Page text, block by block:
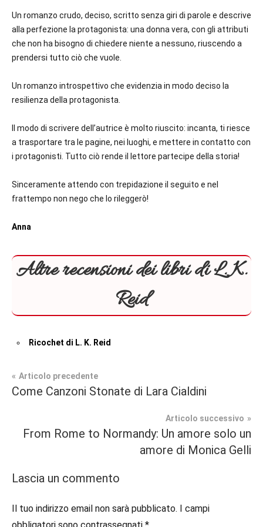
Un romanzo crudo, deciso, scritto senza giri di parole e descrive
alla perfezione la protagonista: una donna vera, con gli attributi
che non ha bisogno di chiedere niente a nessuno, riuscendo a
prendersi tutto ciò che vuole.
Un romanzo introspettivo che evidenzia in modo deciso la
resilienza della protagonista.
Il modo di scrivere dell’autrice è molto riuscito: incanta, ti riesce
a trasportare tra le pagine, nei luoghi, e mettere in contatto con
i protagonisti. Tutto ciò rende il lettore partecipe della storia!
Sinceramente attendo con trepidazione il seguito e nel
frattempo non nego che lo rileggerò!
Anna
Altre recensioni dei libri di L. K.
Reid
Ricochet di L. K. Reid
Tag
#bloggerlife,
#consigliodilettura
#inspiration,
Contemporary
In
Navigazione
Articolo precedente
Come Canzoni Stonate di Lara Cialdini
Articolo successivo
From Rome to Normandy: Un amore solo un
amore di Monica Gelli
Lascia un commento
Il tuo indirizzo email non sarà pubblicato. I campi